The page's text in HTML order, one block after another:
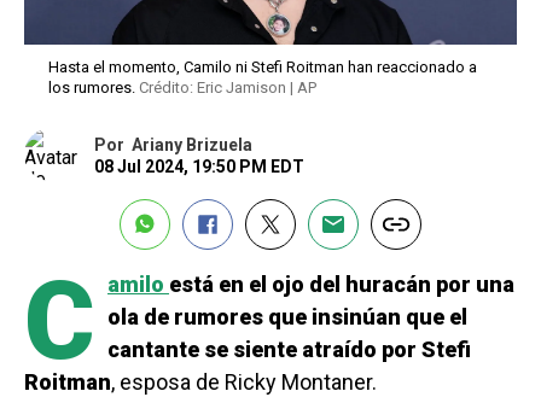
Hasta el momento, Camilo ni Stefi Roitman han reaccionado a
los rumores. Crédito: Eric Jamison | AP
Por Ariany Brizuela
08 Jul 2024, 19:50 PM EDT
C amilo está en el ojo del huracán por una
ola de rumores que insinúan que el
cantante se siente atraído por Stefi
Roitman, esposa de Ricky Montaner.